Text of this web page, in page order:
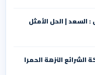
السعد | الحل الأمثل
النزهة الحمرا